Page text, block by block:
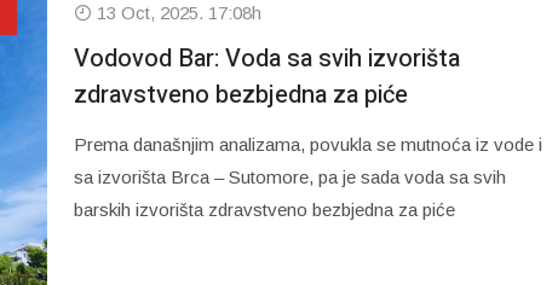
13 Oct, 2025. 17:08h
Vodovod Bar: Voda sa svih izvorišta
zdravstveno bezbjedna za piće
Prema današnjim analizama, povukla se mutnoća iz vode i
sa izvorišta Brca – Sutomore, pa je sada voda sa svih
barskih izvorišta zdravstveno bezbjedna za piće